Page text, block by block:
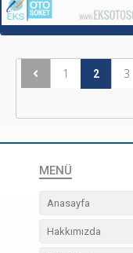
2C003
1 2 3
MENÜ
Anasayfa
Hakkımızda